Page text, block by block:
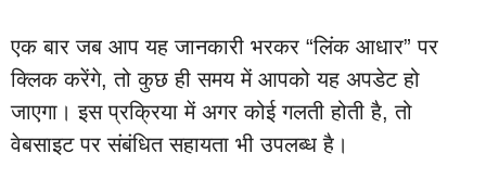
एक बार जब आप यह जानकारी भरकर “लिंक आधार” पर
क्लिक करेंगे, तो कुछ ही समय में आपको यह अपडेट हो
जाएगा। इस प्रक्रिया में अगर कोई गलती होती है, तो
वेबसाइट पर संबंधित सहायता भी उपलब्ध है।